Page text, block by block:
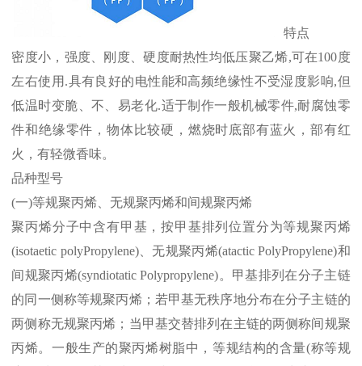
特点
密度小，强度、刚度、硬度耐热性均低压聚乙烯,可在100度
左右使用 .具有良好的电性能和高频绝缘性不受湿度影响,但
低温时变脆、不、易老化.适于制作一般机械零件,耐腐蚀零
件和绝缘零件，物体比较硬，燃烧时底部有蓝火，部有红
火，有轻微香味。
品种型号
(一)等规聚丙烯、无规聚丙烯和间规聚丙烯
聚丙烯分子中含有甲基，按甲基排列位置分为等规聚丙烯
(isotaetic polyPropylene)、无规聚丙烯(atactic PolyPropylene)和
间规聚丙烯(syndiotatic Polypropylene)。甲基排列在分子主链
的同一侧称等规聚丙烯；若甲基无秩序地分布在分子主链的
两侧称无规聚丙烯；当甲基交替排列在主链的两侧称间规聚
丙烯。一般生产的聚丙烯树脂中，等规结构的含量(称等规